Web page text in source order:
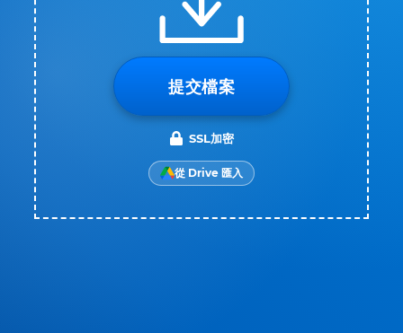
提交檔案
SSL加密
從 Drive 匯入